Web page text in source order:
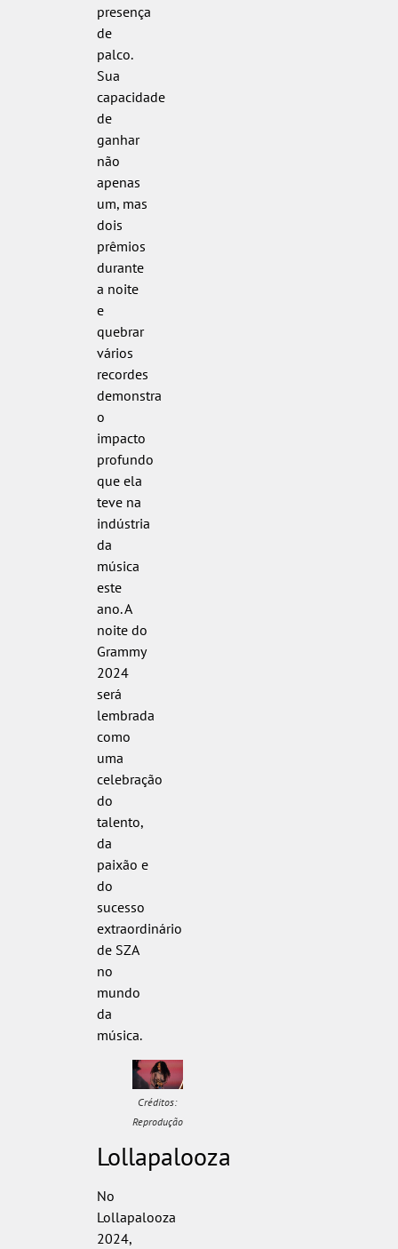
presença
de
palco.
Sua
capacidade
de
ganhar
não
apenas
um, mas
dois
prêmios
durante
a noite
e
quebrar
vários
recordes
demonstra
o
impacto
profundo
que ela
teve na
indústria
da
música
este
ano. A
noite do
Grammy
2024
será
lembrada
como
uma
celebração
do
talento,
da
paixão e
do
sucesso
extraordinário
de SZA
no
mundo
da
música.
Créditos:
Reprodução
Lollapalooza
No
Lollapalooza
2024,